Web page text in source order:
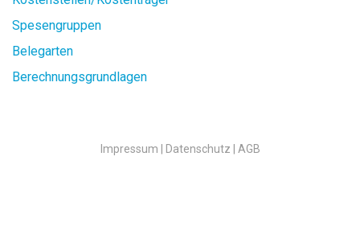
Spesengruppen
Belegarten
Berechnungsgrundlagen
Impressum | Datenschutz | AGB